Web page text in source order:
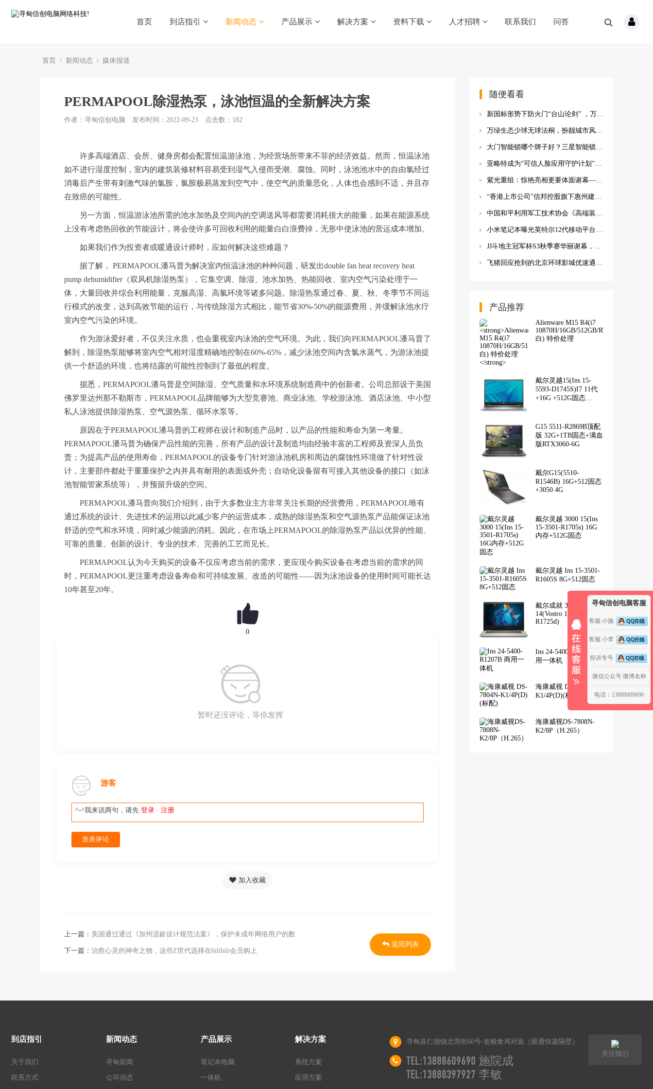
首页 到店指引 新闻动态 产品展示 解决方案 资料下载 人才招聘 联系我们 问答
首页 新闻动态 媒体报道
PERMAPOOL除湿热泵，泳池恒温的全新解决方案
作者：寻甸信创电脑 发布时间：2022-09-23 点击数： 182
许多高端酒店、会所、健身房都会配置恒温游泳池，为经营场所带来不菲的经济效益。然而，恒温泳池
如不进行湿度控制，室内的建筑装修材料容易受到湿气入侵而受潮、腐蚀。同时，泳池池水中的自由氯经过
消毒后产生带有刺激气味的氯胺，氯胺极易蒸发到空气中，使空气的质量恶化，人体也会感到不适，并且存
在致癌的可能性。
另一方面，恒温游泳池所需的池水加热及空间内的空调送风等都需要消耗很大的能量，如果在能源系统
上没有考虑热回收的节能设计，将会使许多可回收利用的能量白白浪费掉，无形中使泳池的营运成本增加。
如果我们作为投资者或暖通设计师时，应如何解决这些难题？
据了解， PERMAPOOL潘马普为解决室内恒温泳池的种种问题，研发出double fan heat recovery heat
pump dehumidifier（双风机除湿热泵），它集空调、除湿、池水加热、热能回收、室内空气污染处理于一
体，大量回收并综合利用能量，克服高湿、高氯环境等诸多问题。除湿热泵通过春、夏、秋、冬季节不同运
行模式的改变，达到高效节能的运行，与传统除湿方式相比，能节省30%-50%的能源费用，并缓解泳池水疗
室内空气污染的环境。
作为游泳爱好者，不仅关注水质，也会重视室内泳池的空气环境。为此，我们向PERMAPOOL潘马普了
解到，除湿热泵能够将室内空气相对湿度精确地控制在60%-65%，减少泳池空间内含氯水蒸气，为游泳池提
供一个舒适的环境，也将结露的可能性控制到了最低的程度。
据悉，PERMAPOOL潘马普是空间除湿、空气质量和水环境系统制造商中的创新者。公司总部设于美国
佛罗里达州那不勒斯市，PERMAPOOL品牌能够为大型竞赛池、商业泳池、学校游泳池、酒店泳池、中小型
私人泳池提供除湿热泵、空气源热泵、循环水泵等。
原因在于PERMAPOOL潘马普的工程师在设计和制造产品时，以产品的性能和寿命为第一考量。
PERMAPOOL潘马普为确保产品性能的完善，所有产品的设计及制造均由经验丰富的工程师及资深人员负
责；为提高产品的使用寿命，PERMAPOOL的设备专门针对游泳池机房和周边的腐蚀性环境做了针对性设
计，主要部件都处于重重保护之内并具有耐用的表面或外壳；自动化设备留有可接入其他设备的接口（如泳
池智能管家系统等），并预留升级的空间。
PERMAPOOL潘马普向我们介绍到，由于大多数业主方非常关注长期的经营费用，PERMAPOOL唯有
通过系统的设计、先进技术的运用以此减少客户的运营成本，成熟的除湿热泵和空气源热泵产品能保证泳池
舒适的空气和水环境，同时减少能源的消耗。因此，在市场上PERMAPOOL的除湿热泵产品以优异的性能、
可靠的质量、创新的设计、专业的技术、完善的工艺而见长。
PERMAPOOL认为今天购买的设备不仅应考虑当前的需求，更应现今购买设备在考虑当前的需求的同
时，PERMAPOOL更注重考虑设备寿命和可持续发展、改造的可能性——因为泳池设备的使用时间可能长达
10年甚至20年。
0
暂时还没评论，等你发挥
游客
^-^我来说两句，请先 登录 · 注册
发表评论
加入收藏
上一篇： 美国通过通过《加州适龄设计规范法案》，保护未成年网络用户的数
下一篇： 治愈心灵的神奇之物，这些Z世代选择在bilibili会员购上
返回列表
随便看看
新国标形势下防火门“台山论剑” ，万科采筑搭大台唱大戏
万绿生态少球无球法桐，扮靓城市风景线
大门智能锁哪个牌子好？三星智能锁SHP-P50限时活动到手价2180元
亚略特成为“可信人脸应用守护计划”成员
紫光重组：惊艳亮相更要体面谢幕——评紫光集团半导体业务冒险始末
“香港上市公司”信邦控股旗下惠州建邦，选择蓝凌知识管理
中国和平利用军工技术协会《高端装备铸造用高纯生铁》团体标准启动会成功召开
小米笔记本曝光英特尔12代移动平台新品 搭载英特尔多款未发布的处理器
JJ斗地主冠军杯S3秋季赛华丽谢幕，湖南名将问鼎冠军
飞猪回应抢到的北京环球影城优速通被退票：系统自动识别已无库存
产品推荐
Alienware M15 R4(i7
10870H/16GB/512GB/RTX3060/144Hz/
白) 特价处理
戴尔灵越15(Ins 15-
5593-D1745S)I7 11代
+16G +512G固态
G15 5511-R2869B顶配
版 32G+1TB固态+满血
版RTX3060-6G
戴尔G15(5510-
R1546B) 16G+512固态
+3050 4G
戴尔灵越 3000 15(Ins
15-3501-R1705s) 16G
内存+512G固态
戴尔灵越 Ins 15-3501-
R1605S 8G+512固态
戴尔成就 3000
14(Vostro 14-3400-
R1725d)
Ins 24-5400-R1207B 商
用一体机
海康威视 DS-7804N-
K1/4P(D)(标配)
海康威视DS-7808N-
K2/8P（H.265）
到店指引
关于我们
联系方式
新闻动态
寻甸新闻
公司动态
产品展示
笔记本电脑
一体机
解决方案
系统方案
应用方案
寻甸县仁德镇北营街60号-老粮食局对面（圆通快递隔壁）
TEL:13888609690 施院成
TEL:13888397927 李敏
关注我们
寻甸信创电脑客服
客服:小施
客服:小李
投诉专号
微信公众号 微博名称
电话：13888609690